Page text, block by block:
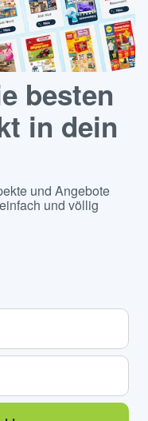
besten
in dein
und Angebote
und völlig